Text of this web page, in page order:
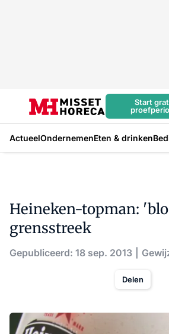
Start
ActueelOndernemenEten & drinken
Heineken-topman:
grensstreek
Gepubliceerd: 18 sep. 2013
Delen